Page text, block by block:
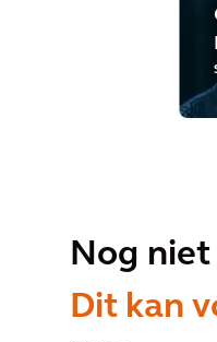
Nog niet
Dit kan